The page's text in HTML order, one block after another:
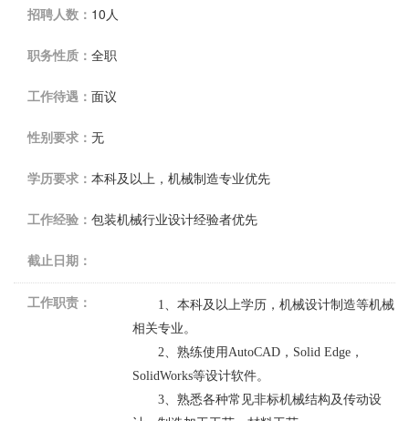
招聘人数： 10人
职务性质： 全职
工作待遇： 面议
性别要求： 无
学历要求： 本科及以上，机械制造专业优先
工作经验： 包装机械行业设计经验者优先
截止日期：
工作职责： 1、本科及以上学历，机械设计制造等机械
相关专业。
2、熟练使用AutoCAD， Solid Edge，
SolidWorks等设计软件。
3、熟悉各种常见非标机械结构及传动设